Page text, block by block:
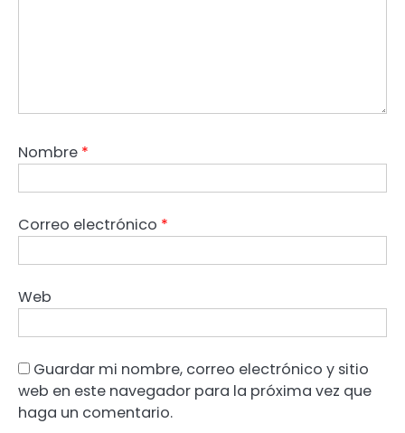
Nombre *
Correo electrónico *
Web
Guardar mi nombre, correo electrónico y sitio
web en este navegador para la próxima vez que
haga un comentario.